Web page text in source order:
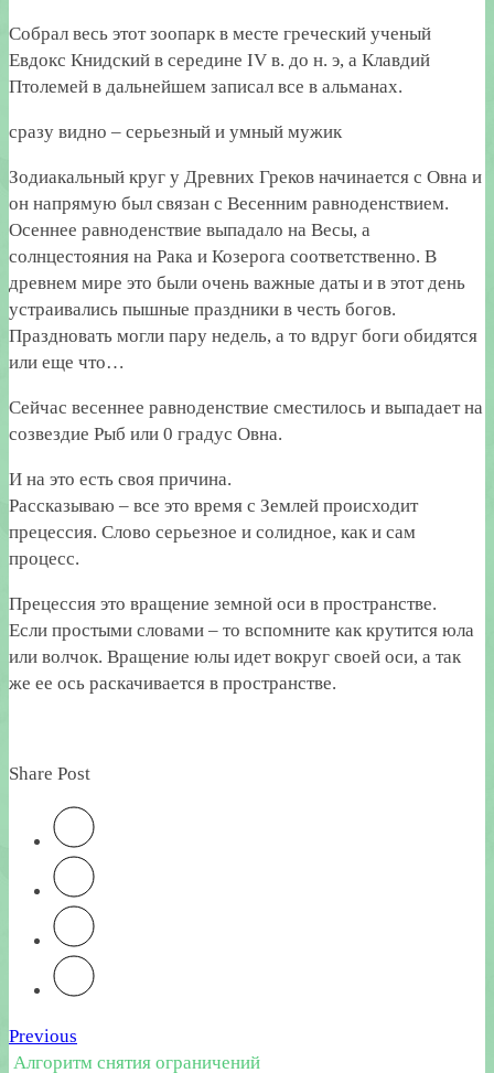
Собрал весь этот зоопарк в месте греческий ученый
Евдокс Книдский в середине IV в. до н. э, а Клавдий
Птолемей в дальнейшем записал все в альманах.
сразу видно – серьезный и умный мужик
Зодиакальный круг у Древних Греков начинается с Овна и
он напрямую был связан с Весенним равноденствием.
Осеннее равноденствие выпадало на Весы, а
солнцестояния на Рака и Козерога соответственно. В
древнем мире это были очень важные даты и в этот день
устраивались пышные праздники в честь богов.
Праздновать могли пару недель, а то вдруг боги обидятся
или еще что…
Сейчас весеннее равноденствие сместилось и выпадает на
созвездие Рыб или 0 градус Овна.
И на это есть своя причина.
Рассказываю – все это время с Землей происходит
прецессия. Слово серьезное и солидное, как и сам
процесс.
Прецессия это вращение земной оси в пространстве.
Если простыми словами – то вспомните как крутится юла
или волчок. Вращение юлы идет вокруг своей оси, а так
же ее ось раскачивается в пространстве.
Share Post
Previous
Алгоритм снятия ограничений